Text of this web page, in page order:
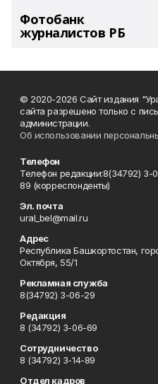
Фотобанк
журналистов РБ
© 2020-2026 Сайт издания
сайта разрешено только с
администрации.
Об использовании
Телефон
Телефон редакции:8(34792) 3-
89 (корреспонденты)
Эл. почта
ural_bel@mail.ru
Адрес
Республика Башкортостан,
Октября, 55/1
Рекламная служба
8(34792) 3-06-29
Редакция
8 (34792) 3-06-69
Сотрудничество
8 (34792) 3-14-89
Отдел кадров